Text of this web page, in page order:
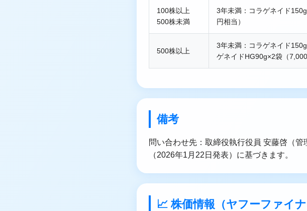
100株以上
500株未満
3年未満：コラゲネイド
円相当）
500株以上
3年未満：コラゲネイド
ゲネイドHG90g×2袋（7,000
備考
問い合わせ先：取締役執行役員 安藤啓（
（2026年1月22日発表）に基づきます。
📈 株価情報（ヤフーファイナ